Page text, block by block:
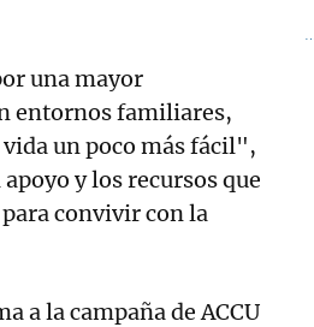
una mayor
entornos familiares,
un poco más fácil",
y los recursos que
convivir con la
a la campaña de ACCU